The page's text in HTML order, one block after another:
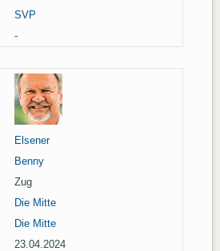
SVP
-
Elsener
Benny
Zug
Die Mitte
Die Mitte
23.04.2024